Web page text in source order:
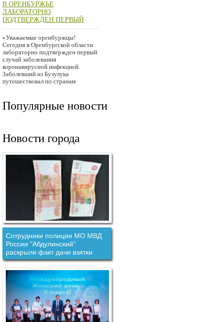
В ОРЕНБУРЖЬЕ
ЛАБОРАТОРНО
ПОДТВЕРЖДЕН ПЕРВЫЙ
СЛУЧАЙ ЗАБОЛЕВАНИЯ
КОРОНАВИРУСОМ
«Уважаемые оренбуржцы!
Сегодня в Оренбургской области
лабораторно подтвержден первый
случай заболевания
коронавирусной инфекцией.
Заболевший из Бузулука
путешествовал по странам
Популярные новости
Новости города
Сотрудники полиции МО МВД
России "Абдулинский"
раскрыли факт дачи взятки
должностному лицу.